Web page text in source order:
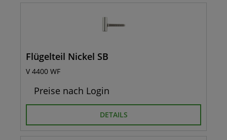
Flügelteil Nickel SB
V 4400 WF
Preise nach Login
DETAILS